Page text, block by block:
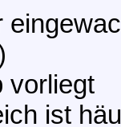
vorliegt
ist